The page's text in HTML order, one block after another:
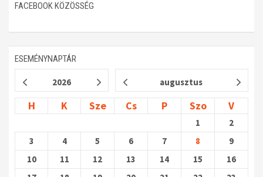
FACEBOOK KÖZÖSSÉG
ESEMÉNYNAPTÁR
2026 augusztus
H K Sze Cs P Szo V
1
2
3
4 5 6 7 8
9
10
11 12 13 14 15
16